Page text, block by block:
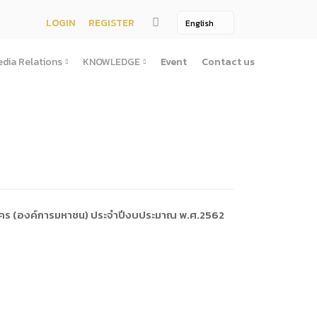
LOGIN REGISTER
รณะ
Relations
Photo
KNOWLEDGE Event Contact us
(องค์การมหาชน) ประจำปีงบประมาณ พ.ศ.2562